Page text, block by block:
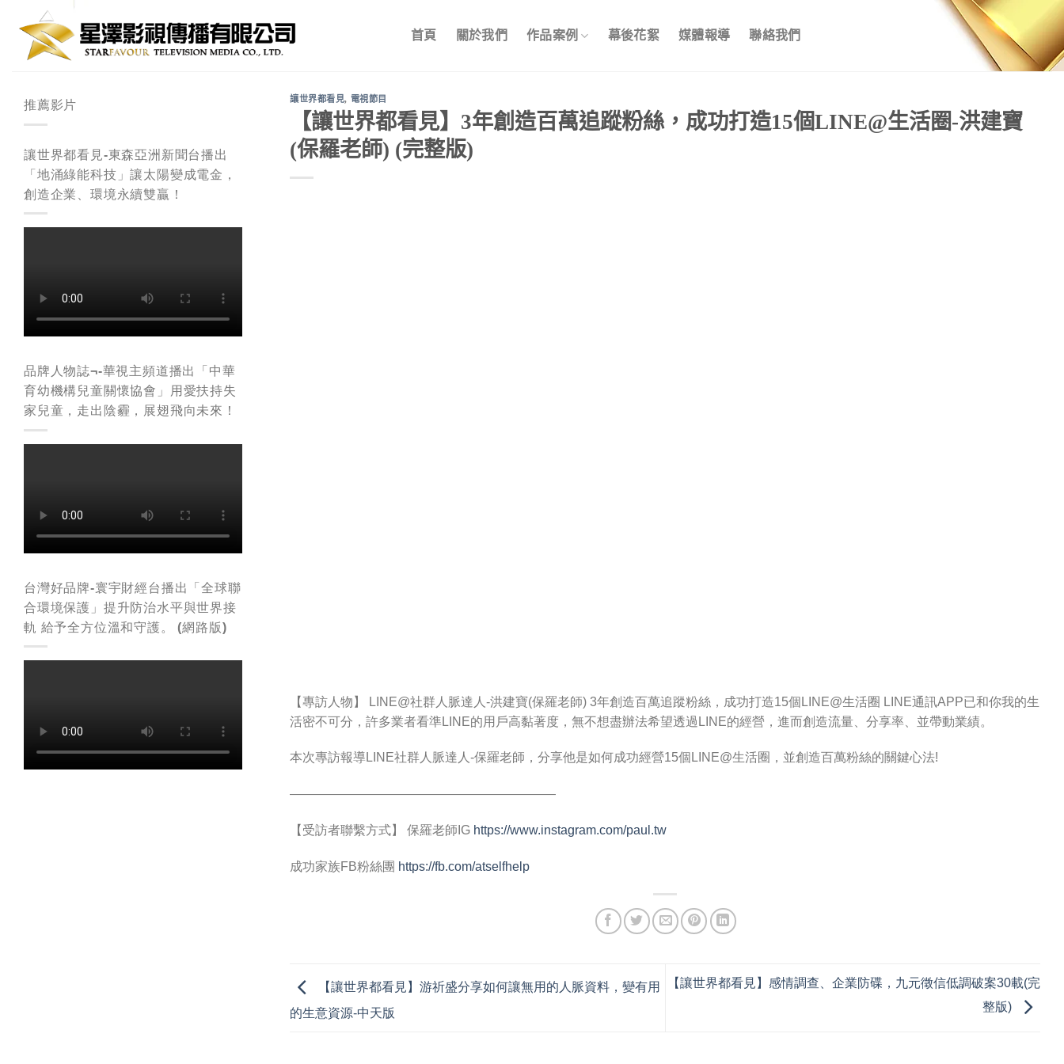
content
首頁 關於我們 作品案例 幕後花絮 媒體報導 聯絡我們
推薦影片
讓世界都看見-東森亞洲新聞台播出
「地涌綠能科技」讓太陽變成電金，
創造企業、環境永續雙贏！
品牌人物誌¬-華視主頻道播出「中華
育幼機構兒童關懷協會」用愛扶持失
家兒童，走出陰霾，展翅飛向未來！
台灣好品牌-寰宇財經台播出「全球聯
合環境保護」提升防治水平與世界接
軌 給予全方位溫和守護。 (網路版)
讓世界都看見, 電視節目
【讓世界都看見】3年創造百萬追蹤粉絲，成功打造15個LINE@生活圈-洪建寶
(保羅老師) (完整版)
【專訪人物】 LINE@社群人脈達人-洪建寶(保羅老師) 3年創造百萬追蹤粉絲，成功打造15個LINE@生活圈 LINE通訊APP已和你我的生
活密不可分，許多業者看準LINE的用戶高黏著度，無不想盡辦法希望透過LINE的經營，進而創造流量、分享率、並帶動業績。
本次專訪報導LINE社群人脈達人-保羅老師，分享他是如何成功經營15個LINE@生活圈，並創造百萬粉絲的關鍵心法!
—————————————————————
【受訪者聯繫方式】 保羅老師IG https://www.instagram.com/paul.tw
成功家族FB粉絲團 https://fb.com/atselfhelp
【讓世界都看見】游祈盛分享如何讓無用的人脈資料，變有用
的生意資源-中天版
【讓世界都看見】感情調查、企業防碟，九元徵信低調破案30載(完
整版)